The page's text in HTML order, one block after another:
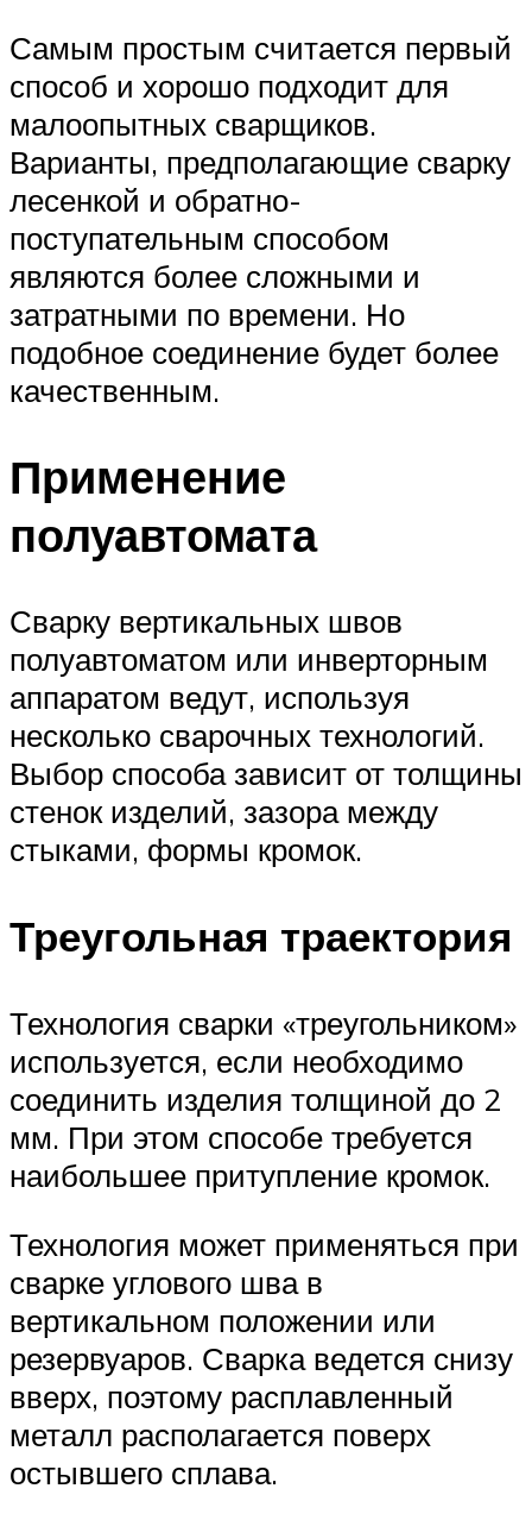
Самым простым считается первый
способ и хорошо подходит для
малоопытных сварщиков.
Варианты, предполагающие сварку
лесенкой и обратно-
поступательным способом
являются более сложными и
затратными по времени. Но
подобное соединение будет более
качественным.
Применение
полуавтомата
Сварку вертикальных швов
полуавтоматом или инверторным
аппаратом ведут, используя
несколько сварочных технологий.
Выбор способа зависит от толщины
стенок изделий, зазора между
стыками, формы кромок.
Треугольная траектория
Технология сварки «треугольником»
используется, если необходимо
соединить изделия толщиной до 2
мм. При этом способе требуется
наибольшее притупление кромок.
Технология может применяться при
сварке углового шва в
вертикальном положении или
резервуаров. Сварка ведется снизу
вверх, поэтому расплавленный
металл располагается поверх
остывшего сплава.